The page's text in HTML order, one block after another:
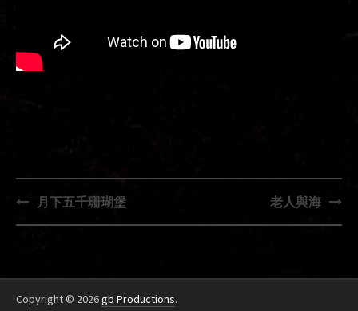
Post月下五千珊瑚堡 老人與海
Copyright © 2026gb Productions.